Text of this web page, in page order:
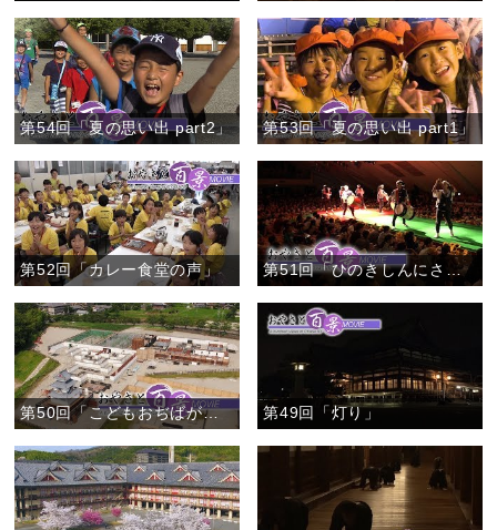
第54回「夏の思い出 part2」 第53回「夏の思い出 part1」
第52回「カレー食堂の声」 第51回「ひのきしんにささえられて」
第50回「こどもおぢばがえり準備 (ドローン撮影・空撮)」 第49回「灯り」